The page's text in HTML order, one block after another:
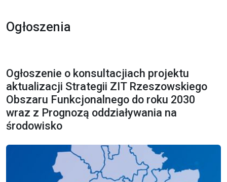
Ogłoszenia
Ogłoszenie o konsultacjiach projektu
aktualizacji Strategii ZIT Rzeszowskiego
Obszaru Funkcjonalnego do roku 2030
wraz z Prognozą oddziaływania na
środowisko